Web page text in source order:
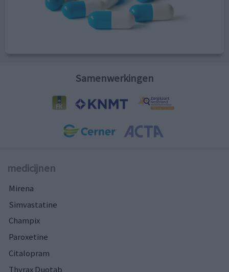
Samenwerkingen
medicijnen
Mirena
Simvastatine
Champix
Paroxetine
Citalopram
Thyrax Duotab